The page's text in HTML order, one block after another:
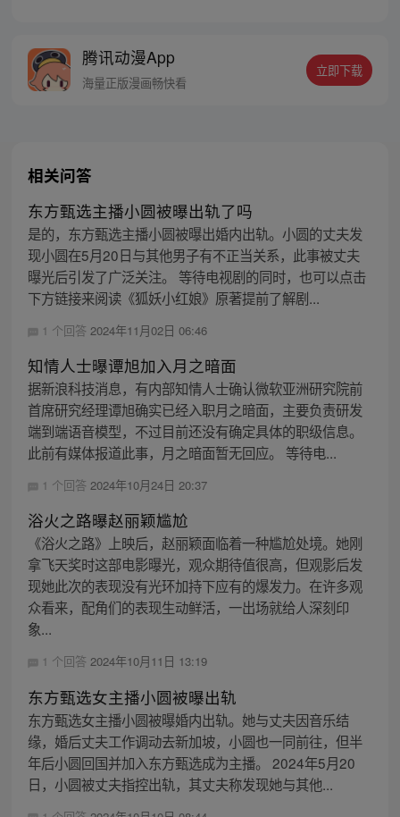
腾讯动漫App
海量正版漫画畅快看
立即下载
相关问答
东方甄选主播小圆被曝出轨了吗
是的，东方甄选主播小圆被曝出婚内出轨。小圆的丈夫发
现小圆在5月20日与其他男子有不正当关系，此事被丈夫
曝光后引发了广泛关注。 等待电视剧的同时，也可以点击
下方链接来阅读《狐妖小红娘》原著提前了解剧...
1 个回答 2024年11月02日 06:46
知情人士曝谭旭加入月之暗面
据新浪科技消息，有内部知情人士确认微软亚洲研究院前
首席研究经理谭旭确实已经入职月之暗面，主要负责研发
端到端语音模型，不过目前还没有确定具体的职级信息。
此前有媒体报道此事，月之暗面暂无回应。 等待电...
1 个回答 2024年10月24日 20:37
浴火之路曝赵丽颖尴尬
《浴火之路》上映后，赵丽颖面临着一种尴尬处境。她刚
拿飞天奖时这部电影曝光，观众期待值很高，但观影后发
现她此次的表现没有光环加持下应有的爆发力。在许多观
众看来，配角们的表现生动鲜活，一出场就给人深刻印
象...
1 个回答 2024年10月11日 13:19
东方甄选女主播小圆被曝出轨
东方甄选女主播小圆被曝婚内出轨。她与丈夫因音乐结
缘，婚后丈夫工作调动去新加坡，小圆也一同前往，但半
年后小圆回国并加入东方甄选成为主播。 2024年5月20
日，小圆被丈夫指控出轨，其丈夫称发现她与其他...